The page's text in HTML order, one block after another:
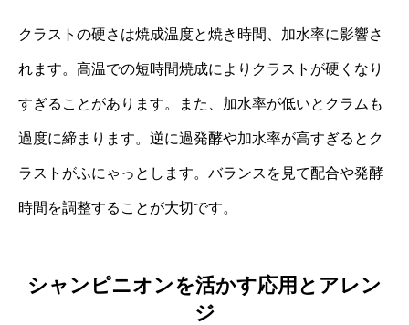
クラストの硬さは焼成温度と焼き時間、加水率に影響さ
れます。高温での短時間焼成によりクラストが硬くなり
すぎることがあります。また、加水率が低いとクラムも
過度に締まります。逆に過発酵や加水率が高すぎるとク
ラストがふにゃっとします。バランスを見て配合や発酵
時間を調整することが大切です。
シャンピニオンを活かす応用とアレン
ジ